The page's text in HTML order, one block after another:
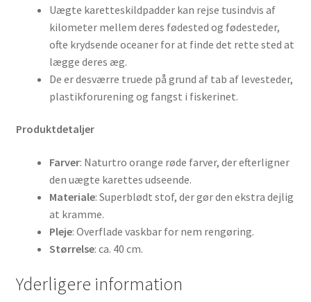
Uægte karetteskildpadder kan rejse tusindvis af
kilometer mellem deres fødested og fødesteder,
ofte krydsende oceaner for at finde det rette sted at
lægge deres æg.
De er desværre truede på grund af tab af levesteder,
plastikforurening og fangst i fiskerinet.
Produktdetaljer
Farver: Naturtro orange røde farver, der efterligner
den uægte karettes udseende.
Materiale: Superblødt stof, der gør den ekstra dejlig
at kramme.
Pleje: Overflade vaskbar for nem rengøring.
Størrelse: ca. 40 cm.
Yderligere information